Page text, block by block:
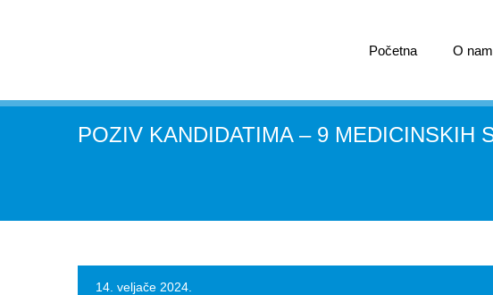
Početna O
POZIV KANDIDATIMA – 9 MEDICINSKIH
14. veljače 2024.